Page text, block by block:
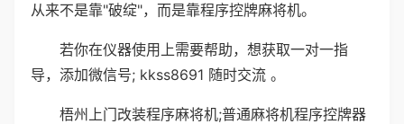
从来不是靠"破绽"，而是靠程序控牌麻将机。
若你在仪器使用上需要帮助，想获取一对一指
导，添加微信号; kkss8691 随时交流 。
梧州上门改装程序麻将机;普通麻将机程序控牌器